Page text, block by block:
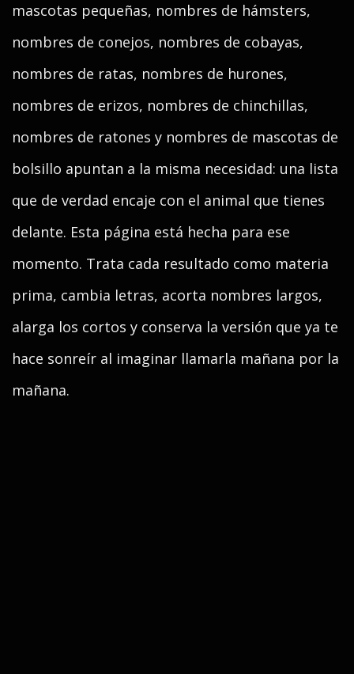
mascotas pequeñas, nombres de hámsters,
nombres de conejos, nombres de cobayas,
nombres de ratas, nombres de hurones,
nombres de erizos, nombres de chinchillas,
nombres de ratones y nombres de mascotas de
bolsillo apuntan a la misma necesidad: una lista
que de verdad encaje con el animal que tienes
delante. Esta página está hecha para ese
momento. Trata cada resultado como materia
prima, cambia letras, acorta nombres largos,
alarga los cortos y conserva la versión que ya te
hace sonreír al imaginar llamarla mañana por la
mañana.